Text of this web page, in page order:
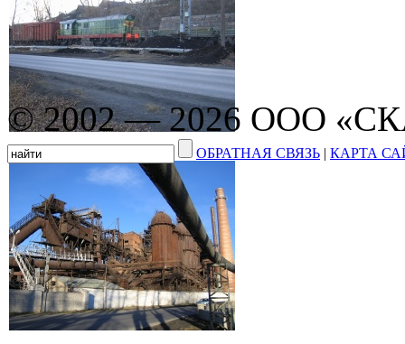
© 2002 — 2026 ООО
ОБРАТНАЯ СВЯЗЬ | КАРТА